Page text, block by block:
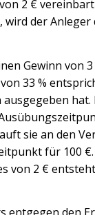
2 €
wird der Anleger
Gewinn von
33 %
hat.
sie an den
für 100
von 2 €